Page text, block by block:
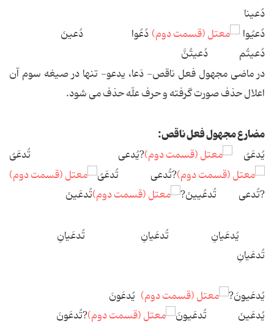
دُعینا
دُعیُوا
دُعُوا دُعینَ
دُعیتُم دُعیتُنَّ
در ماضی مجهول فعل ناقص- دَعا، یدعو- تنها در صیغه سوم آن
اعلال حذف صورت گرفته و حرف علّه حذف می شود.
مضارع مجهول فعل ناقص:
یُدعَیُ
?یُدعی تُدعَیُ
?تُدعی تُدعَیُ
?تُدعی تُدعُیینَ?
تُدعَینَ
یُدعَیانِ تُدعَیانِ تُدعَیانِ
تُدعَیانِ
یُدعَیونَ?
یُدعَونَ
یُدعَینَ تُدعَیونَ
?تُدعَونَ